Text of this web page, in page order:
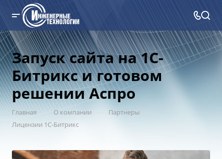
Запуск сайта на 1С-
Битрикс и готовом
решении Аспро
Главная — О компании Партнеры —
Лицензии 1С-Битрикс